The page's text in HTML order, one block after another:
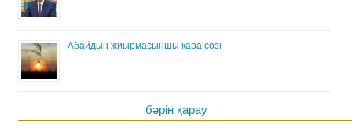
Абайдың жиырмасыншы қара сөзі
бәрін қарау